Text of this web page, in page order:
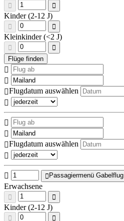
Kinder (2-12 J)
Kleinkinder (<2 J)
Flugdatum auswählen
Flugdatum auswählen
Passagiermenü Gabelflug
Erwachsene
Kinder (2-12 J)